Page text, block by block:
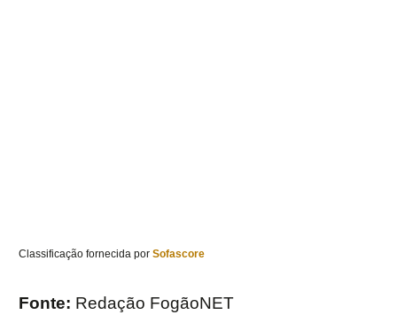
Classificação fornecida por Sofascore
Fonte: Redação FogãoNET